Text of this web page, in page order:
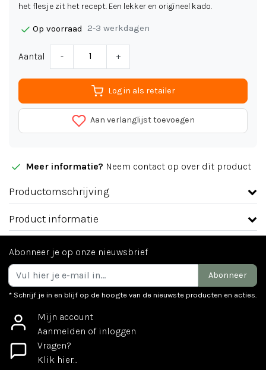
het flesje zit het recept. Een lekker en origineel kado.
Op voorraad 2-3 werkdagen
Aantal - +
Log in als retailer
Aan verlanglijst toevoegen
Meer informatie? Neem contact op over dit product
Productomschrijving
Product informatie
Abonneer je op onze nieuwsbrief
Abonneer
* Schrijf je in en blijf op de hoogte van de nieuwste producten en acties.
Mijn account
Aanmelden of inloggen
Vragen?
Klik hier...